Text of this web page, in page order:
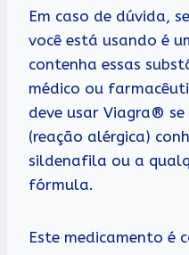
Em caso de dúvida,
você está usando é
contenha essas
médico ou
deve usar Viagra®
(reação alérgica)
sildenafila ou a
fórmula.
Este medicamento é